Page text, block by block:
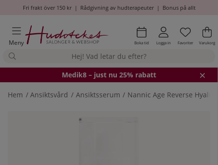
Fri frakt över 150 kr| Rådgivning av hudterapeuter| Bonus på allt
Meny Boka tid Logga in Antal i
.
Favoriter .
Varukorg
Medik8 – just nu 25% rabatt
Hem Ansiktsvård Ansiktsserum Nannic Age Reverse